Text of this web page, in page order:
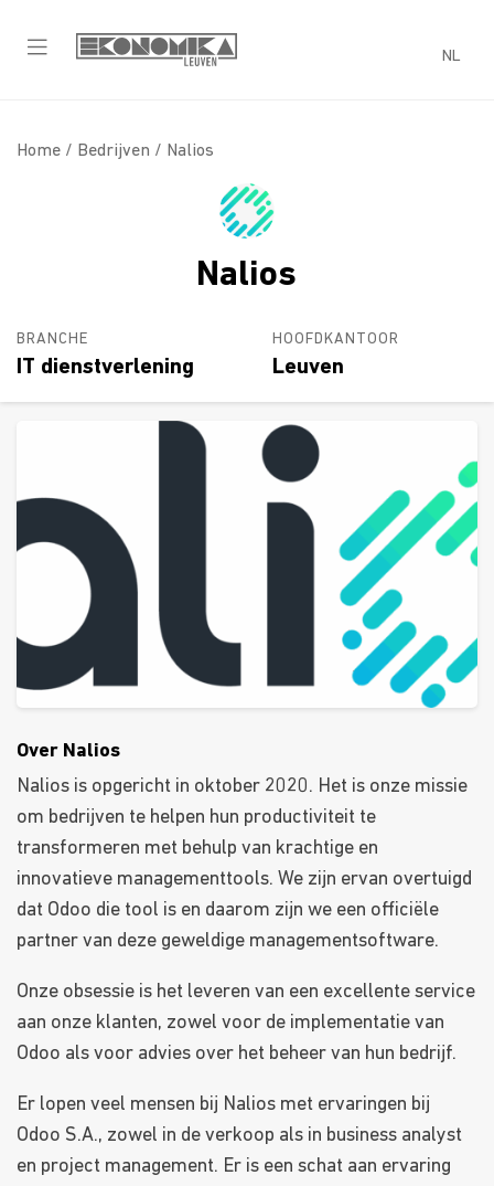
NL
Home / Bedrijven / Nalios
Nalios
BRANCHE
IT dienstverlening
HOOFDKANTOOR
Leuven
Over Nalios
Nalios is opgericht in oktober 2020. Het is onze missie
om bedrijven te helpen hun productiviteit te
transformeren met behulp van krachtige en
innovatieve managementtools. We zijn ervan overtuigd
dat Odoo die tool is en daarom zijn we een officiële
partner van deze geweldige managementsoftware.
Onze obsessie is het leveren van een excellente service
aan onze klanten, zowel voor de implementatie van
Odoo als voor advies over het beheer van hun bedrijf.
Er lopen veel mensen bij Nalios met ervaringen bij
Odoo S.A., zowel in de verkoop als in business analyst
en project management. Er is een schat aan ervaring